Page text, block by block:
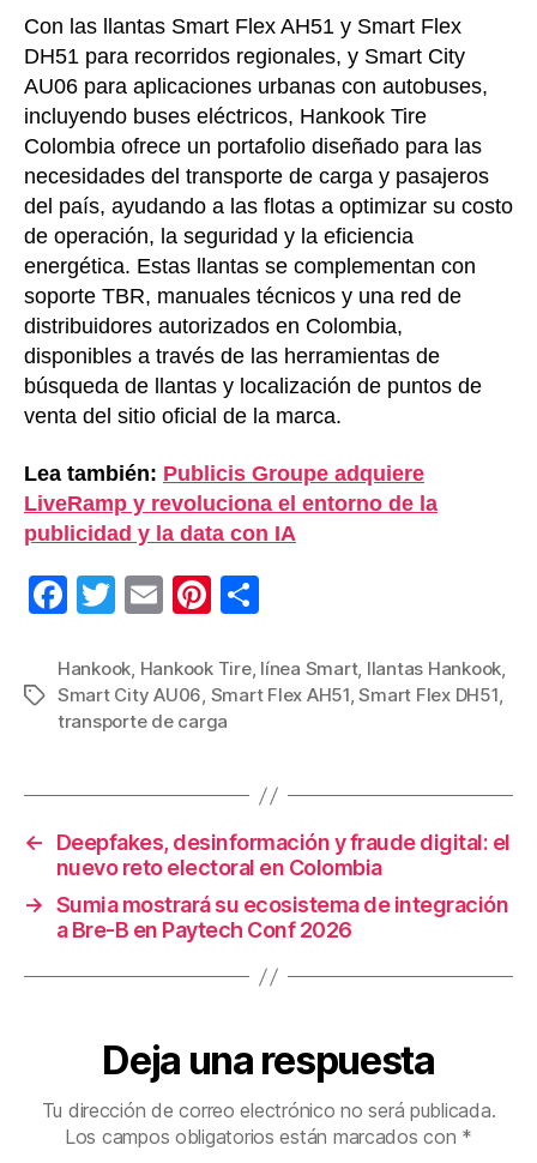
Con las llantas Smart Flex AH51 y Smart Flex
DH51 para recorridos regionales, y Smart City
AU06 para aplicaciones urbanas con autobuses,
incluyendo buses eléctricos, Hankook Tire
Colombia ofrece un portafolio diseñado para las
necesidades del transporte de carga y pasajeros
del país, ayudando a las flotas a optimizar su costo
de operación, la seguridad y la eficiencia
energética. Estas llantas se complementan con
soporte TBR, manuales técnicos y una red de
distribuidores autorizados en Colombia,
disponibles a través de las herramientas de
búsqueda de llantas y localización de puntos de
venta del sitio oficial de la marca.
Lea también: Publicis Groupe adquiere
LiveRamp y revoluciona el entorno de la
publicidad y la data con IA
F
c
e
o
o
k
T
tt
er
E
ail
Pi
er
e
m
p
tir
Etiquetas
Hankook, Hankook Tire, línea Smart, llantas Hankook,
Smart City AU06, Smart Flex AH51,Smart Flex DH51,
transporte de carga
←
Deepfakes, desinformación y fraude digital: el
nuevo reto electoral en Colombia
→ Sumia mostrará su ecosistema de integración
a Bre-B en Paytech Conf 2026
Deja una respuesta
Tu dirección de correo electrónico no será publicada.
Los campos obligatorios están marcados con *